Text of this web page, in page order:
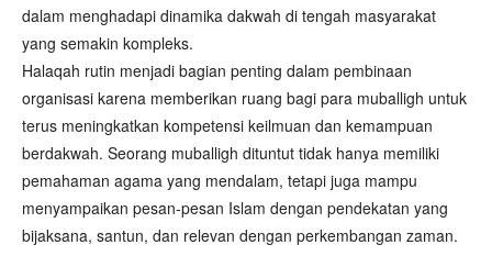
dalam menghadapi dinamika dakwah di tengah masyarakat
yang semakin kompleks.
Halaqah rutin menjadi bagian penting dalam pembinaan
organisasi karena memberikan ruang bagi para muballigh untuk
terus meningkatkan kompetensi keilmuan dan kemampuan
berdakwah. Seorang muballigh dituntut tidak hanya memiliki
pemahaman agama yang mendalam, tetapi juga mampu
menyampaikan pesan-pesan Islam dengan pendekatan yang
bijaksana, santun, dan relevan dengan perkembangan zaman.